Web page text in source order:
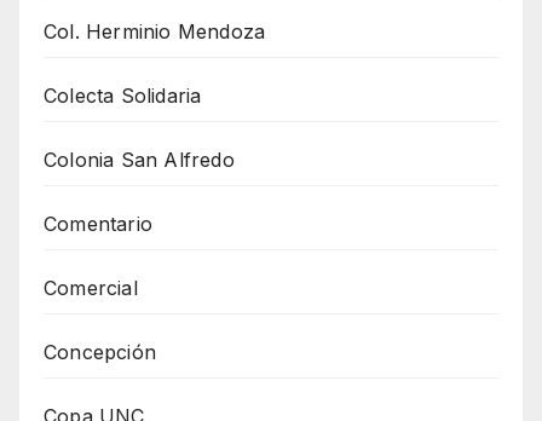
Col. Herminio Mendoza
Colecta Solidaria
Colonia San Alfredo
Comentario
Comercial
Concepción